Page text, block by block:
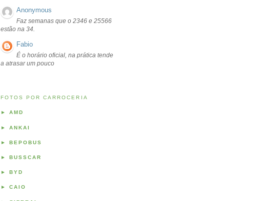
Anonymous
Faz semanas que o 2346 e 25566
estão na 34.
Fabio
É o horário oficial, na prática tende
a atrasar um pouco
FOTOS POR CARROCERIA
► AMD
► ANKAI
► BEPOBUS
► BUSSCAR
► BYD
► CAIO